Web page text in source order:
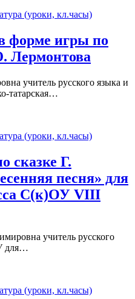
(уроки, кл.часы)
форме игры по
Лермонтова
учитель русского языка и
татарская…
(уроки, кл.часы)
сказке Г.
песня» для
С(к)ОУ VIII
учитель русского
для…
(уроки, кл.часы)